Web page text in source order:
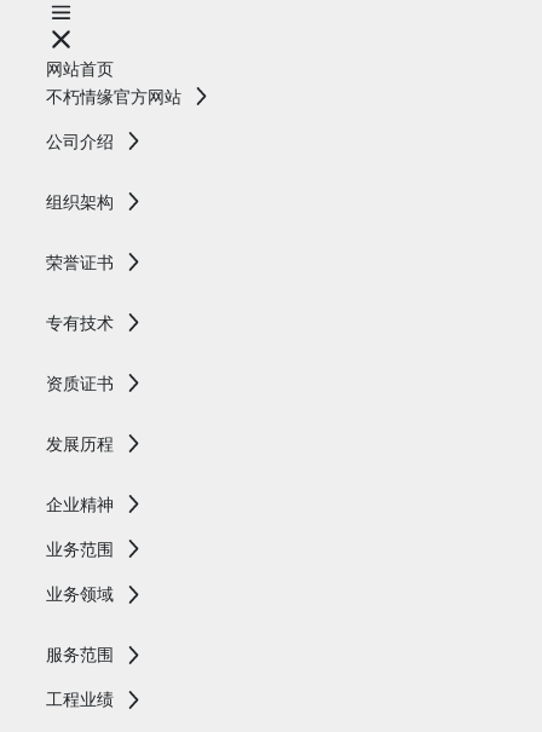
网站首页
不朽情缘官方网站
公司介绍
组织架构
荣誉证书
专有技术
资质证书
发展历程
企业精神
业务范围
业务领域
服务范围
工程业绩